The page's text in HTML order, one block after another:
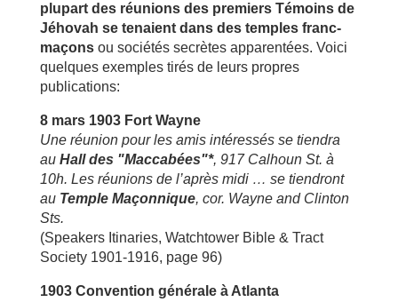
plupart des réunions des premiers Témoins de
Jéhovah se tenaient dans des temples franc-
maçonsou sociétés secrètes apparentées. Voici
quelques exemples tirés de leurs propres
publications:
8 mars 1903 Fort Wayne
Une réunion pour les amis intéressés se tiendra
au Hall des "Maccabées"*, 917 Calhoun St. à
10h. Les réunions de l’après midi … se tiendront
au Temple Maçonnique, cor. Wayne and Clinton
Sts.
(Speakers Itinaries, Watchtower Bible & Tract
Society 1901-1916, page 96)
1903 Convention générale à Atlanta